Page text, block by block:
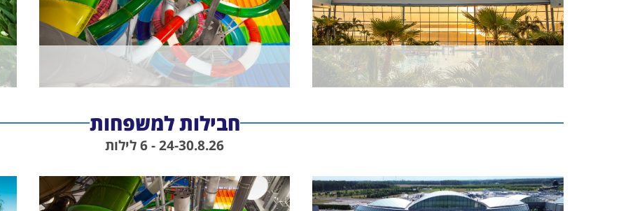
חבילות למשפחות
24-30.8.26 - 6 לילות